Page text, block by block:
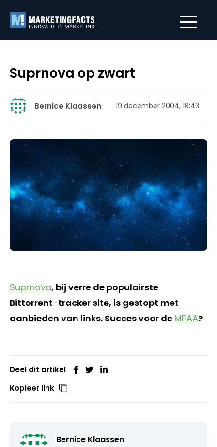
Suprnova op zwart
Bernice Klaassen 19 december 2004, 18:43
Suprnova, bij verre de populairste
Bittorrent-tracker site, is gestopt met
aanbieden van links. Succes voor de MPAA?
Deel dit artikel
Kopieer link
Bernice Klaassen